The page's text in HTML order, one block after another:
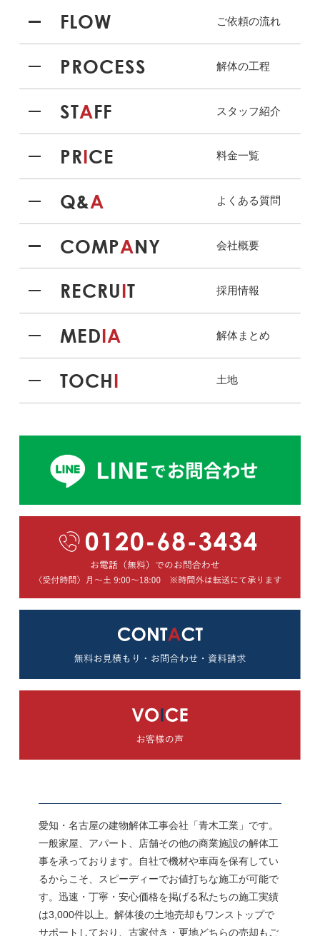
FLOW ご依頼の流れ
PROCESS 解体の工程
STAFF スタッフ紹介
PRICE 料金一覧
Q&A よくある質問
COMPANY 会社概要
RECRUIT 採用情報
MEDIA 解体まとめ
TOCHI 土地
愛知・名古屋の建物解体工事会社「青木工業」です。
一般家屋、アパート、店舗その他の商業施設の解体工
事を承っております。自社で機材や車両を保有してい
るからこそ、スピーディーでお値打ちな施工が可能で
す。迅速・丁寧・安心価格を掲げる私たちの施工実績
は3,000件以上。解体後の土地売却もワンストップで
サポートしており、古家付き・更地どちらの売却もご